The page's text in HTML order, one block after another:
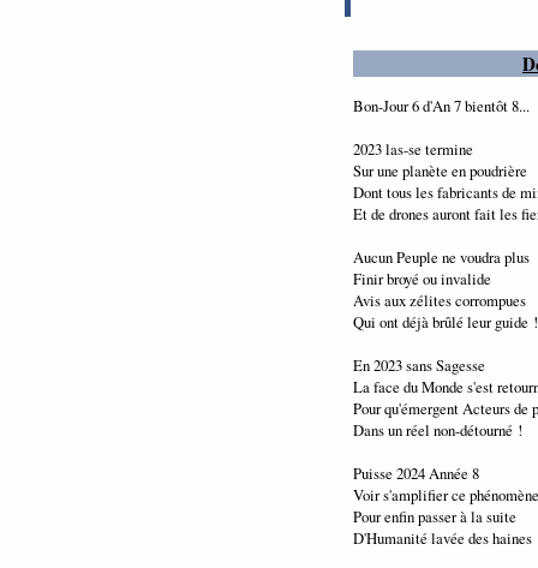
Bon-Jour 6 d'An 7 bientôt 8...
2023 las-se termine
Sur une planète en poudrière
Dont tous les fabricants de
Et de drones auront fait les
Aucun Peuple ne voudra plus
Finir broyé ou invalide
Avis aux zélites corrompues
Qui ont déjà brûlé leur guide !
En 2023 sans Sagesse
La face du Monde s'est
Pour qu'émergent Acteurs de
Dans un réel non-détourné !
Puisse 2024 Année 8
Voir s'amplifier ce phénomène
Pour enfin passer à la suite
D'Humanité lavée des haines